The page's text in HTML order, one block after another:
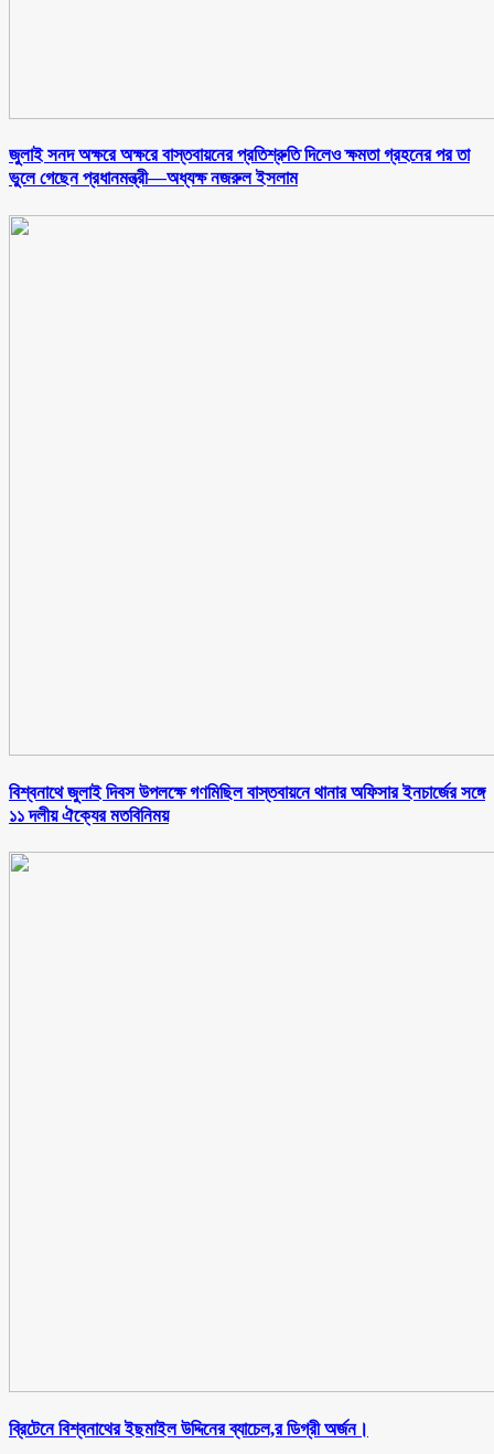
জুলাই সনদ অক্ষরে অক্ষরে বাস্তবায়নের প্রতিশ্রুতি দিলেও ক্ষমতা গ্রহনের পর তা
ভুলে গেছেন প্রধানমন্ত্রী—অধ্যক্ষ নজরুল ইসলাম
বিশ্বনাথে জুলাই দিবস উপলক্ষে গণমিছিল বাস্তবায়নে থানার অফিসার ইনচার্জের সঙ্গে
১১ দলীয় ঐক্যের মতবিনিময়
ব্রিটেনে বিশ্বনাথের ইছমাইল উদ্দিনের ব্যাচেল,র ডিগ্রী অর্জন।